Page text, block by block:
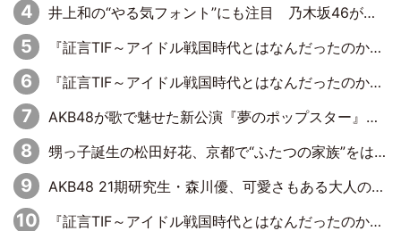
井上和の“やる気フォント”にも注目 乃木坂46が挑んだ書道パフォーマンスの舞台裏
『証言TIF～アイドル戦国時代とはなんだったのか～』第6回：でんぱ組.inc・古川未鈴×相沢梨紗「『ハロプロやりたかったな』って言ったら、夢眠ねむさんに『てめえはでんぱ組．incなんだよ！』って肩パンされて(笑)」
『証言TIF～アイドル戦国時代とはなんだったのか～』第11回：私立恵比寿中学・真山りか×安本彩花「TIFで10年ぶりのキョンシーメイクをしたら、場を完全に引かせてしまって。時代が変わったんだなって」
AKB48が歌で魅せた新公演『夢のポップスター』 初日から全身全霊のステージ
甥っ子誕生の松田好花、京都で“ふたつの家族”をはしご！ “母”黒谷友香に見送られ、“父”松岡昌宏とはハシゴ酒
AKB48 21期研究生・森川優、可愛さもある大人の女性に
『証言TIF～アイドル戦国時代とはなんだったのか～』第10回：さくら学院・武藤彩未×飯田らうら「正直、中3で辞めるというのを信じてなくて。そう言われてはいたけど、嘘でしょって」